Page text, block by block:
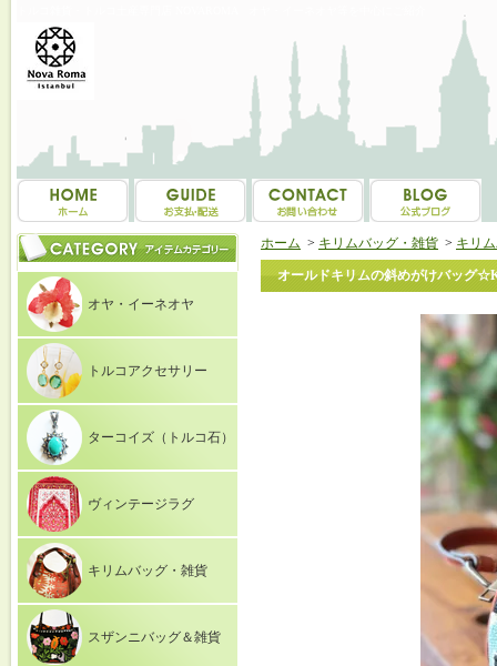
オヤ・イーネオヤ
トルコアクセサリー
ターコイズ（トルコ石）
ヴィンテージラグ
キリムバッグ・雑貨
スザンニバッグ＆雑貨
ホーム > キリムバッグ・雑貨 > キリ
オールドキリムの斜めがけバッグ